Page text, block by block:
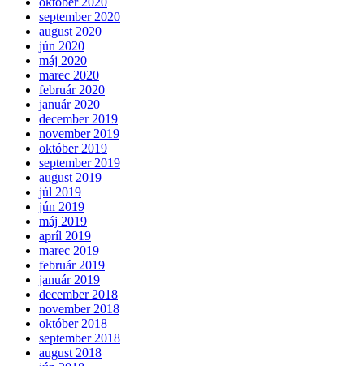
september 2020
august 2020
jún 2020
máj 2020
marec 2020
február 2020
január 2020
december 2019
november 2019
október 2019
september 2019
august 2019
júl 2019
jún 2019
máj 2019
apríl 2019
marec 2019
február 2019
január 2019
december 2018
november 2018
október 2018
september 2018
august 2018